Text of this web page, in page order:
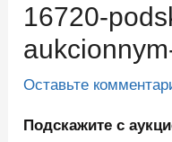
16720-
Оставьте
Подскажите с